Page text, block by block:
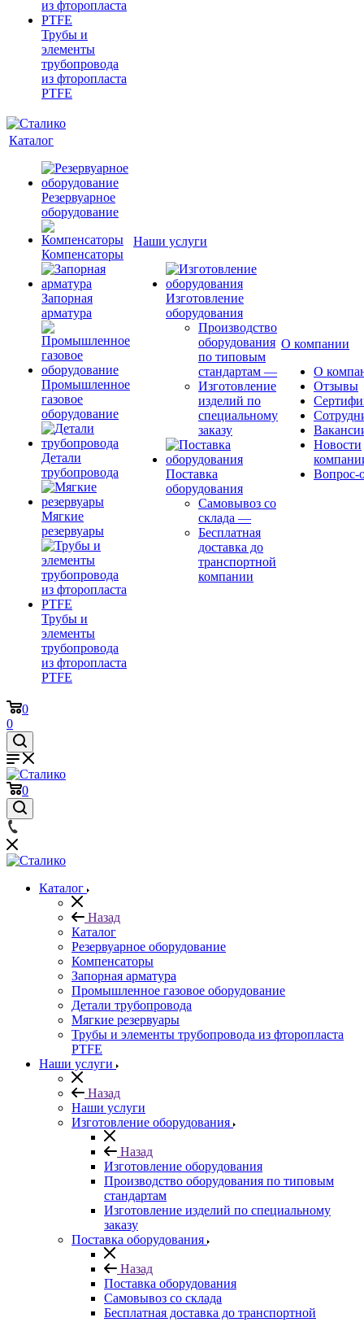
Трубы и
элементы
трубопровода
из фторопласта
PTFE
Каталог
Резервуарное
оборудование
Компенсаторы
Запорная
арматура
Промышленное
газовое
оборудование
Детали
трубопровода
Мягкие
резервуары
Трубы и
элементы
трубопровода
из фторопласта
PTFE
Наши услуги
Изготовление
оборудования
Производство
оборудования
по типовым
стандартам —
Изготовление
изделий по
специальному
заказу
Поставка
оборудования
Самовывоз со
склада —
Бесплатная
доставка до
транспортной
компании
О компании
О
Отзывы
Новости
Вопрос-
0
0
0
Каталог
Назад
Каталог
Резервуарное оборудование
Компенсаторы
Запорная арматура
Промышленное газовое оборудование
Детали трубопровода
Мягкие резервуары
Трубы и элементы трубопровода из фторопласта
PTFE
Наши услуги
Назад
Наши услуги
Изготовление оборудования
Назад
Изготовление оборудования
Производство оборудования по типовым
стандартам
Изготовление изделий по специальному
заказу
Поставка оборудования
Назад
Поставка оборудования
Самовывоз со склада
Бесплатная доставка до транспортной